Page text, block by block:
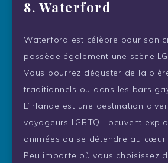
8. Waterford
Waterford est célèbre pour son
possède également une scène
Vous pourrez déguster de la
traditionnels ou dans les bars
L’Irlande est une destination
voyageurs LGBTQ+ peuvent
animées ou se détendre au cœur
Peu importe où vous choisissez